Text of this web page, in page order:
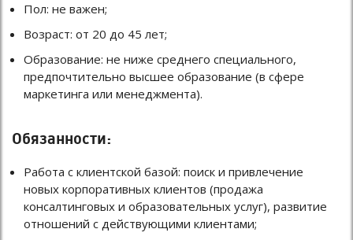
Пол: не важен;
Возраст: от 20 до 45 лет;
Образование: не ниже среднего специального,
предпочтительно высшее образование (в сфере
маркетинга или менеджмента).
Обязанности:
Работа с клиентской базой: поиск и привлечение
новых корпоративных клиентов (продажа
консалтинговых и образовательных услуг), развитие
отношений с действующими клиентами;